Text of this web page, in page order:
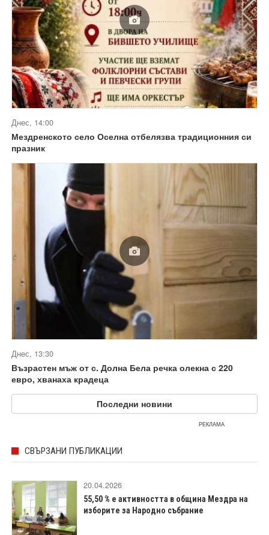
Днес, 14:00
Мездренското село Оселна отбелязва традиционния си
празник
Днес, 13:30
Възрастен мъж от с. Долна Бела речка олекна с 220
евро, хванаха крадеца
Последни новини
РЕКЛАМА
СВЪРЗАНИ ПУБЛИКАЦИИ
20.04.2026
55,50 % е активността в община Мездра на
изборите за Народно събрание